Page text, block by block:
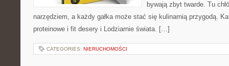
bywają zbyt twarde. Tu
narzędziem, a każdy gałka może stać się kulinarnią przygodą.
proteinowe i fit desery i Lodziarnie świata. […]
CATEGORIES: NIERUCHOMOŚCI